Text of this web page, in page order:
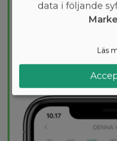
den mest
viktminskning. En
för dig och 1000+
kalorimål
PROVA
data i följande
Läs